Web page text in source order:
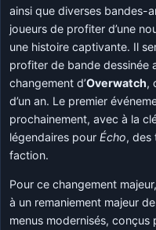
ainsi que diverses bandes-
joueurs de profiter d’une
une histoire captivante. Il
profiter de bande dessinée
changement d’Overwatch,
d’un an. Le premier
prochainement, avec à la
légendaires pourÉcho, des
faction.
Pour ce changement
à un remaniement majeur
menus modernisés,